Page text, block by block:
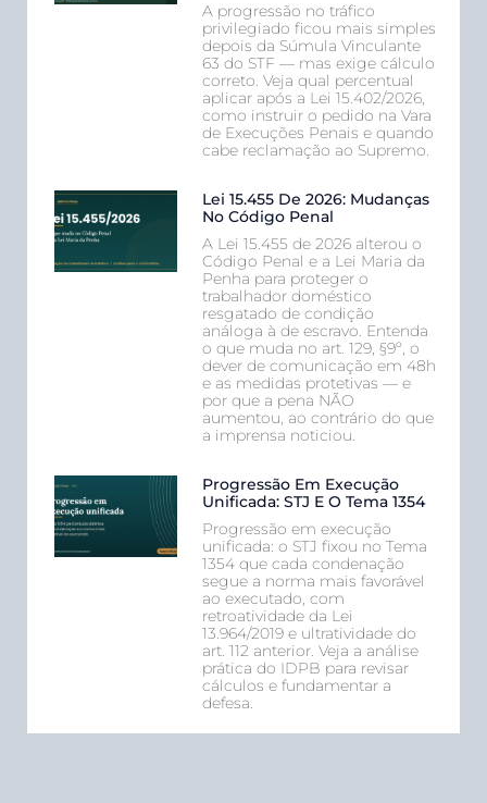
A progressão no tráfico
privilegiado ficou mais simples
depois da Súmula Vinculante
63 do STF — mas exige cálculo
correto. Veja qual percentual
aplicar após a Lei 15.402/2026,
como instruir o pedido na Vara
de Execuções Penais e quando
cabe reclamação ao Supremo.
Lei 15.455 De 2026: Mudanças
No Código Penal
A Lei 15.455 de 2026 alterou o
Código Penal e a Lei Maria da
Penha para proteger o
trabalhador doméstico
resgatado de condição
análoga à de escravo. Entenda
o que muda no art. 129, §9º, o
dever de comunicação em 48h
e as medidas protetivas — e
por que a pena NÃO
aumentou, ao contrário do que
a imprensa noticiou.
Progressão Em Execução
Unificada: STJ E O Tema 1354
Progressão em execução
unificada: o STJ fixou no Tema
1354 que cada condenação
segue a norma mais favorável
ao executado, com
retroatividade da Lei
13.964/2019 e ultratividade do
art. 112 anterior. Veja a análise
prática do IDPB para revisar
cálculos e fundamentar a
defesa.